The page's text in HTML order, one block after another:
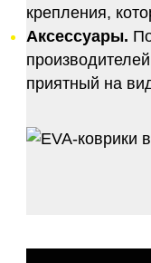
крепления,
Аксессуары.
приятный на